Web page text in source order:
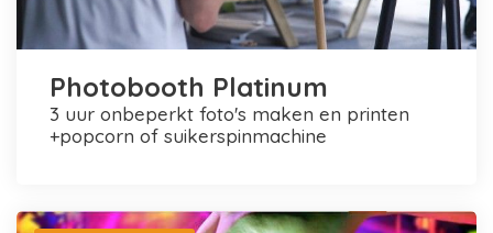
Photobooth Platinum
3 uur onbeperkt foto's maken en printen
+popcorn of suikerspinmachine